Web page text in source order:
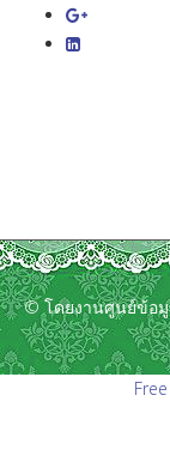
© โดยงานศูนย์ข้อมู